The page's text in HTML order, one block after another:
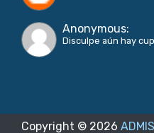
Anonymous:
Disculpe aún hay
Copyright © 2026